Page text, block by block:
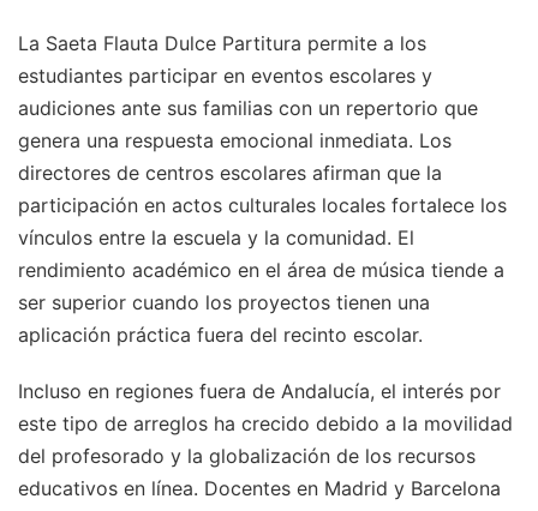
La Saeta Flauta Dulce Partitura permite a los
estudiantes participar en eventos escolares y
audiciones ante sus familias con un repertorio que
genera una respuesta emocional inmediata. Los
directores de centros escolares afirman que la
participación en actos culturales locales fortalece los
vínculos entre la escuela y la comunidad. El
rendimiento académico en el área de música tiende a
ser superior cuando los proyectos tienen una
aplicación práctica fuera del recinto escolar.
Incluso en regiones fuera de Andalucía, el interés por
este tipo de arreglos ha crecido debido a la movilidad
del profesorado y la globalización de los recursos
educativos en línea. Docentes en Madrid y Barcelona